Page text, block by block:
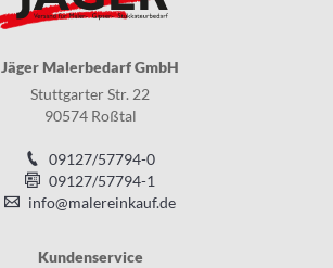
Jäger Malerbedarf GmbH
Stuttgarter Str. 22
90574 Roßtal
09127/57794-0
09127/57794-1
info@malereinkauf.de
Kundenservice